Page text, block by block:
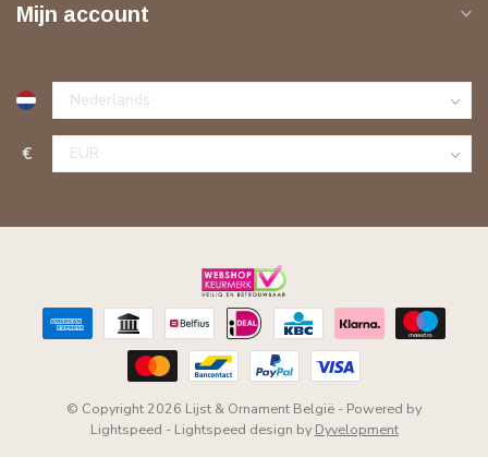
Mijn account
€
© Copyright 2026 Lijst & Ornament België - Powered by
Lightspeed - Lightspeed design by Dyvelopment